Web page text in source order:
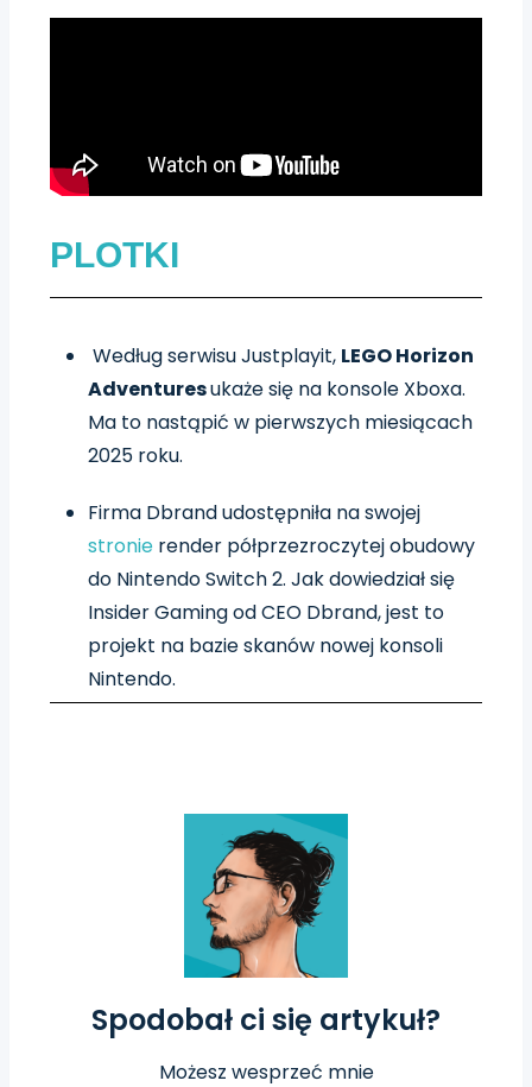
PLOTKI
Według serwisu Justplayit, LEGO Horizon
Adventuresukaże się na konsole Xboxa.
Ma to nastąpić w pierwszych miesiącach
2025 roku.
Firma Dbrand udostępniła na swojej
stronie render półprzezroczytej obudowy
do Nintendo Switch 2. Jak dowiedział się
Insider Gaming od CEO Dbrand, jest to
projekt na bazie skanów nowej konsoli
Nintendo.
Spodobał ci się artykuł?
Możesz wesprzeć mnie